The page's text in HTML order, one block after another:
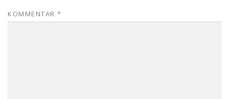
KOMMENTAR *